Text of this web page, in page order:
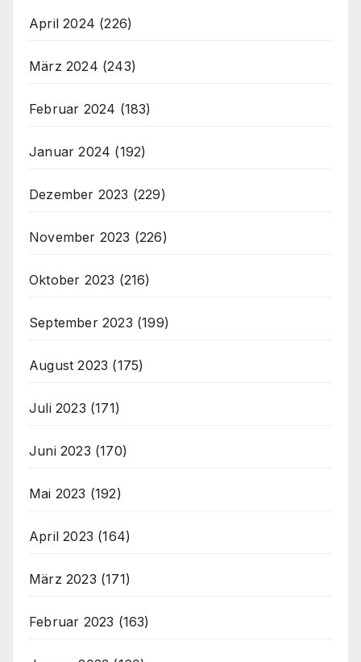
April 2024 (226)
März 2024 (243)
Februar 2024 (183)
Januar 2024 (192)
Dezember 2023 (229)
November 2023 (226)
Oktober 2023 (216)
September 2023 (199)
August 2023 (175)
Juli 2023 (171)
Juni 2023 (170)
Mai 2023 (192)
April 2023 (164)
März 2023 (171)
Februar 2023 (163)